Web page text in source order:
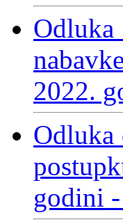
2022.
godini